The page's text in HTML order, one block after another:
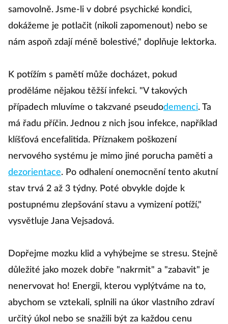
samovolně. Jsme-li v dobré psychické kondici,
dokážeme je potlačit (nikoli zapomenout) nebo se
nám aspoň zdají méně bolestivé," doplňuje lektorka.
K potížím s pamětí může docházet, pokud
proděláme nějakou těžší infekci. "V takových
případech mluvíme o takzvané pseudodemenci. Ta
má řadu příčin. Jednou z nich jsou infekce, například
klíšťová encefalitida. Příznakem poškození
nervového systému je mimo jiné porucha paměti a
dezorientace. Po odhalení onemocnění tento akutní
stav trvá 2 až 3 týdny. Poté obvykle dojde k
postupnému zlepšování stavu a vymizení potíží,"
vysvětluje Jana Vejsadová.
Dopřejme mozku klid a vyhýbejme se stresu. Stejně
důležité jako mozek dobře "nakrmit" a "zabavit" je
nenervovat ho! Energii, kterou vyplýtváme na to,
abychom se vztekali, splnili na úkor vlastního zdraví
určitý úkol nebo se snažili být za každou cenu